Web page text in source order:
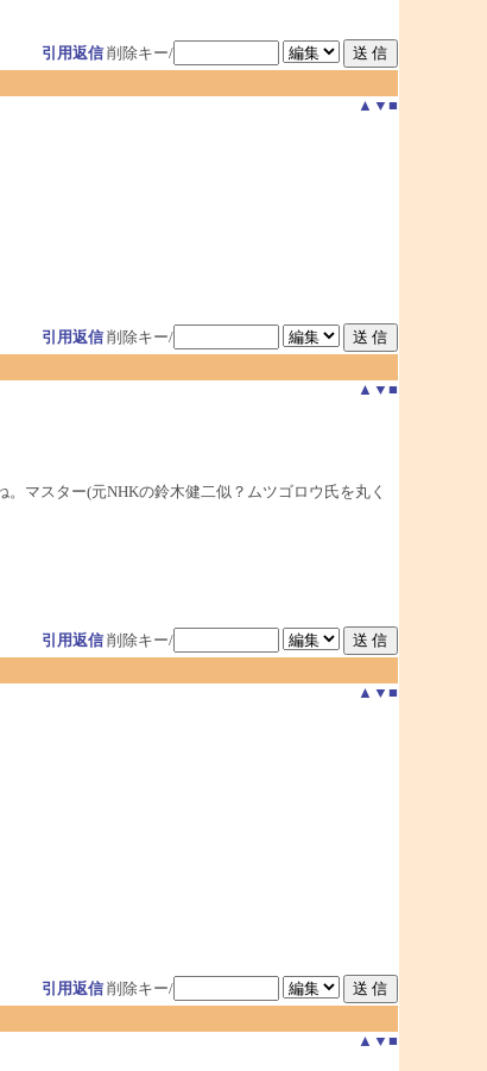
引用返信 削除キー/
▲ ▼ ■
引用返信 削除キー/
▲ ▼ ■
マスター(元NHKの鈴木健二似？ムツゴロウ氏を丸く
引用返信 削除キー/
▲ ▼ ■
引用返信 削除キー/
▲ ▼ ■